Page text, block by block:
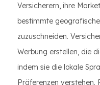
Versicherern, ihre
bestimmte
zuzuschneiden.
Werbung erstellen, die
indem sie die lokale
Präferenzen verstehen.